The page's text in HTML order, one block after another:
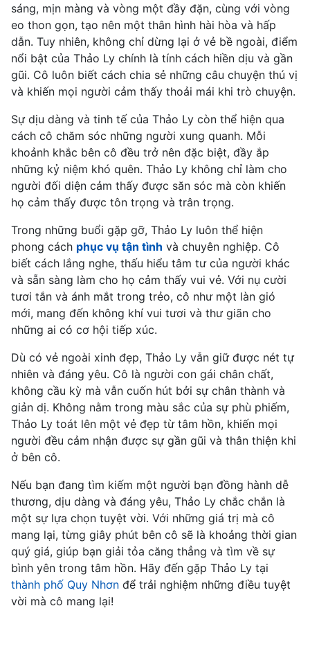
sáng, mịn màng và vòng một đầy đặn, cùng với vòng
eo thon gọn, tạo nên một thân hình hài hòa và hấp
dẫn. Tuy nhiên, không chỉ dừng lại ở vẻ bề ngoài, điểm
nổi bật của Thảo Ly chính là tính cách hiền dịu và gần
gũi. Cô luôn biết cách chia sẻ những câu chuyện thú vị
và khiến mọi người cảm thấy thoải mái khi trò chuyện.
Sự dịu dàng và tinh tế của Thảo Ly còn thể hiện qua
cách cô chăm sóc những người xung quanh. Mỗi
khoảnh khắc bên cô đều trở nên đặc biệt, đầy ắp
những kỷ niệm khó quên. Thảo Ly không chỉ làm cho
người đối diện cảm thấy được săn sóc mà còn khiến
họ cảm thấy được tôn trọng và trân trọng.
Trong những buổi gặp gỡ, Thảo Ly luôn thể hiện
phong cách phục vụ tận tình và chuyên nghiệp. Cô
biết cách lắng nghe, thấu hiểu tâm tư của người khác
và sẵn sàng làm cho họ cảm thấy vui vẻ. Với nụ cười
tươi tắn và ánh mắt trong trẻo, cô như một làn gió
mới, mang đến không khí vui tươi và thư giãn cho
những ai có cơ hội tiếp xúc.
Dù có vẻ ngoài xinh đẹp, Thảo Ly vẫn giữ được nét tự
nhiên và đáng yêu. Cô là người con gái chân chất,
không cầu kỳ mà vẫn cuốn hút bởi sự chân thành và
giản dị. Không nằm trong màu sắc của sự phù phiếm,
Thảo Ly toát lên một vẻ đẹp từ tâm hồn, khiến mọi
người đều cảm nhận được sự gần gũi và thân thiện khi
ở bên cô.
Nếu bạn đang tìm kiếm một người bạn đồng hành dễ
thương, dịu dàng và đáng yêu, Thảo Ly chắc chắn là
một sự lựa chọn tuyệt vời. Với những giá trị mà cô
mang lại, từng giây phút bên cô sẽ là khoảng thời gian
quý giá, giúp bạn giải tỏa căng thẳng và tìm về sự
bình yên trong tâm hồn. Hãy đến gặp Thảo Ly tại
thành phố Quy Nhơn để trải nghiệm những điều tuyệt
vời mà cô mang lại!